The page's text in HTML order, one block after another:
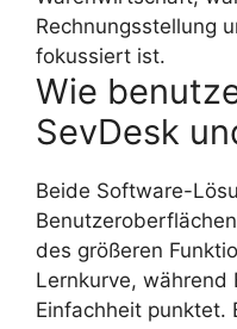
Rechnungsstellung
fokussiert ist.
Wie
SevDesk
Beide Software-
des größeren
Lernkurve, während
Einfachheit punktet.